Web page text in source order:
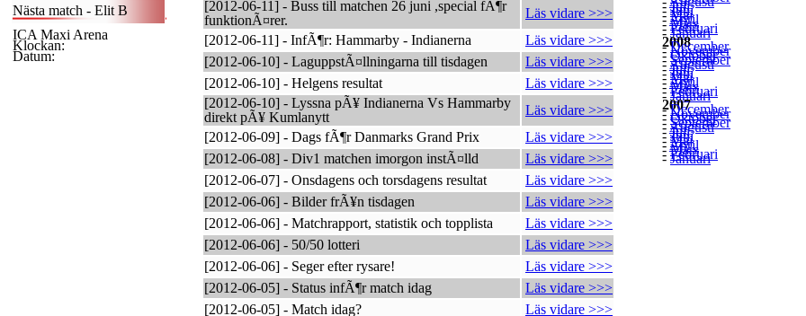
Nästa match - Elit B
ICA Maxi Arena
Klockan:
Datum:
[2012-06-11] - Buss till matchen 26 juni ,special fÃ¶r
funktionÃ¤rer.
Läs vidare >>>
[2012-06-11] - InfÃ¶r: Hammarby - Indianerna
Läs vidare >>>
[2012-06-10] - LaguppstÃ¤llningarna till tisdagen
Läs vidare >>>
[2012-06-10] - Helgens resultat
Läs vidare >>>
[2012-06-10] - Lyssna pÃ¥ Indianerna Vs Hammarby
direkt pÃ¥ Kumlanytt
Läs vidare >>>
[2012-06-09] - Dags fÃ¶r Danmarks Grand Prix
Läs vidare >>>
[2012-06-08] - Div1 matchen imorgon instÃ¤lld
Läs vidare >>>
[2012-06-07] - Onsdagens och torsdagens resultat
Läs vidare >>>
[2012-06-06] - Bilder frÃ¥n tisdagen
Läs vidare >>>
[2012-06-06] - Matchrapport, statistik och topplista
Läs vidare >>>
[2012-06-06] - 50/50 lotteri
Läs vidare >>>
[2012-06-06] - Seger efter rysare!
Läs vidare >>>
[2012-06-05] - Status infÃ¶r match idag
Läs vidare >>>
[2012-06-05] - Match idag?
Läs vidare >>>
-Juli
-Juni
- Maj
- April
-Mars
-Februari
- Januari
2008
-December
-November
- Oktober
- September
- Augusti
-Juli
-Juni
- Maj
- April
-Mars
-Februari
- Januari
2007
-December
-November
- Oktober
- September
- Augusti
-Juli
-Juni
- Maj
- April
-Mars
-Februari
- Januari